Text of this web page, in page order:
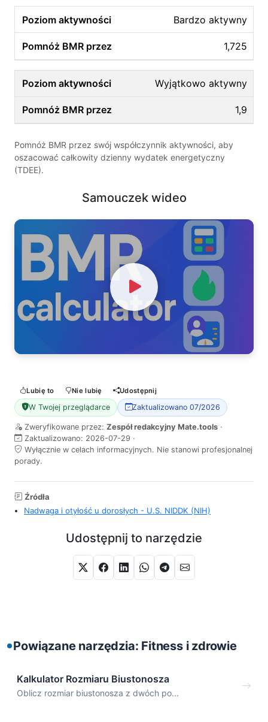
Bardzo aktywny
1,725
Wyjątkowo aktywny
1,9
Pomnóż BMR przez swój współczynnik aktywności, aby
oszacować całkowity dzienny wydatek energetyczny
(TDEE).
Samouczek wideo
Watch Video
Lubię to Nie lubię Udostępnij
W Twojej przeglądarce Zaktualizowano 07/2026
Zweryfikowane przez: Zespół redakcyjny Mate.tools ·
Zaktualizowano: 2026-07-29 ·
Wyłącznie w celach informacyjnych. Nie stanowi profesjonalnej
porady.
Źródła
Nadwaga i otyłość u dorosłych - U.S. NIDDK (NIH)
Udostępnij to narzędzie
Powiązane narzędzia: Fitness i zdrowie
Kalkulator Rozmiaru Biustonosza
Oblicz rozmiar biustonosza z dwóch po...